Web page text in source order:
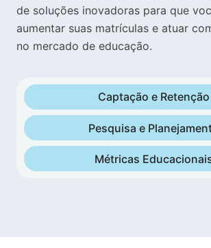
de soluções inovadoras para que
aumentar suas matrículas e atuar
no mercado de educação.
Captação e Retenção
Pesquisa e
Métricas